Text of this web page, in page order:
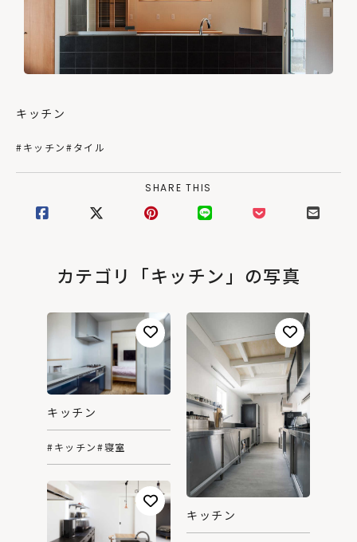
キッチン
#キッチン#タイル
SHARE THIS
カテゴリ「キッチン」の写真
キッチン
#キッチン#寝室
キッチン